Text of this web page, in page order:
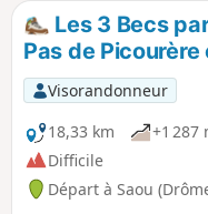
Les 3 Becs
Pas de
Visorandonneur
18,33 km
+1 287
Difficile
Départ à Saou